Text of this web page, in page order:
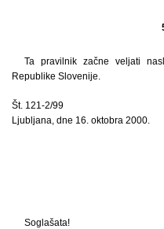
Ta pravilnik začne veljati
Republike Slovenije.
Št. 121-2/99
Ljubljana, dne 16. oktobra 2000.
Soglašata!